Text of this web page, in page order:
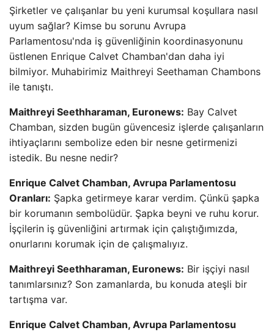
Şirketler ve çalışanlar bu yeni kurumsal koşullara nasıl
uyum sağlar? Kimse bu sorunu Avrupa
Parlamentosu'nda iş güvenliğinin koordinasyonunu
üstlenen Enrique Calvet Chamban'dan daha iyi
bilmiyor. Muhabirimiz Maithreyi Seethaman Chambons
ile tanıştı.
Maithreyi Seethharaman, Euronews: Bay Calvet
Chamban, sizden bugün güvencesiz işlerde çalışanların
ihtiyaçlarını sembolize eden bir nesne getirmenizi
istedik. Bu nesne nedir?
Enrique Calvet Chamban, Avrupa Parlamentosu
Oranları: Şapka getirmeye karar verdim. Çünkü şapka
bir korumanın sembolüdür. Şapka beyni ve ruhu korur.
İşçilerin iş güvenliğini artırmak için çalıştığımızda,
onurlarını korumak için de çalışmalıyız.
Maithreyi Seethharaman, Euronews: Bir işçiyi nasıl
tanımlarsınız? Son zamanlarda, bu konuda ateşli bir
tartışma var.
Enrique Calvet Chamban, Avrupa Parlamentosu